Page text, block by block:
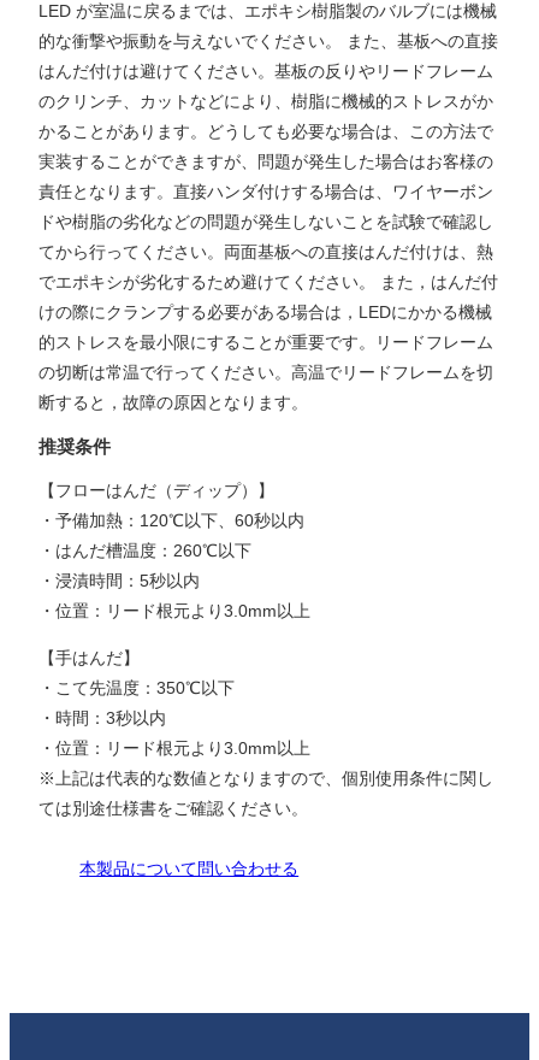
LED が室温に戻るまでは、エポキシ樹脂製のバルブには機械
的な衝撃や振動を与えないでください。 また、基板への直接
はんだ付けは避けてください。基板の反りやリードフレーム
のクリンチ、カットなどにより、樹脂に機械的ストレスがか
かることがあります。どうしても必要な場合は、この方法で
実装することができますが、問題が発生した場合はお客様の
責任となります。直接ハンダ付けする場合は、ワイヤーボン
ドや樹脂の劣化などの問題が発生しないことを試験で確認し
てから行ってください。両面基板への直接はんだ付けは、熱
でエポキシが劣化するため避けてください。 また，はんだ付
けの際にクランプする必要がある場合は，LEDにかかる機械
的ストレスを最小限にすることが重要です。リードフレーム
の切断は常温で行ってください。高温でリードフレームを切
断すると，故障の原因となります。
推奨条件
【フローはんだ（ディップ）】
・予備加熱：120℃以下、60秒以内
・はんだ槽温度：260℃以下
・浸漬時間：5秒以内
・位置：リード根元より3.0mm以上
【手はんだ】
・こて先温度：350℃以下
・時間：3秒以内
・位置：リード根元より3.0mm以上
※上記は代表的な数値となりますので、個別使用条件に関し
ては別途仕様書をご確認ください。
本製品について問い合わせる